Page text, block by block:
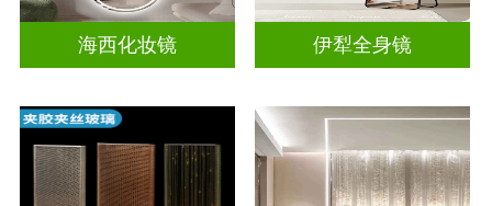
海西化妆镜 伊犁全身镜